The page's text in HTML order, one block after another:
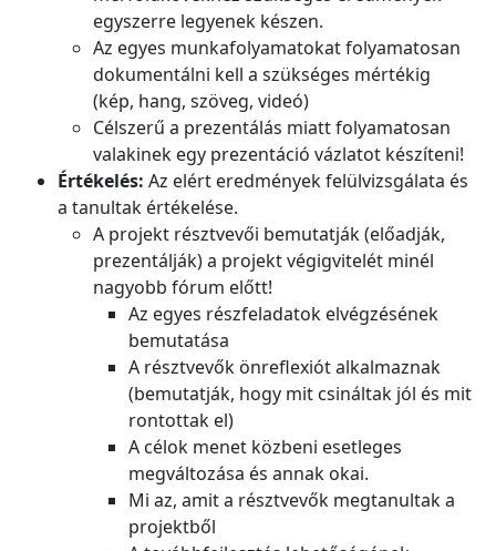
egyszerre legyenek készen.
Az egyes munkafolyamatokat folyamatosan
dokumentálni kell a szükséges mértékig
(kép, hang, szöveg, videó)
Célszerű a prezentálás miatt folyamatosan
valakinek egy prezentáció vázlatot készíteni!
Értékelés: Az elért eredmények felülvizsgálata és
a tanultak értékelése.
A projekt résztvevői bemutatják (előadják,
prezentálják) a projekt végigvitelét minél
nagyobb fórum előtt!
Az egyes részfeladatok elvégzésének
bemutatása
A résztvevők önreflexiót alkalmaznak
(bemutatják, hogy mit csináltak jól és mit
rontottak el)
A célok menet közbeni esetleges
megváltozása és annak okai.
Mi az, amit a résztvevők megtanultak a
projektből